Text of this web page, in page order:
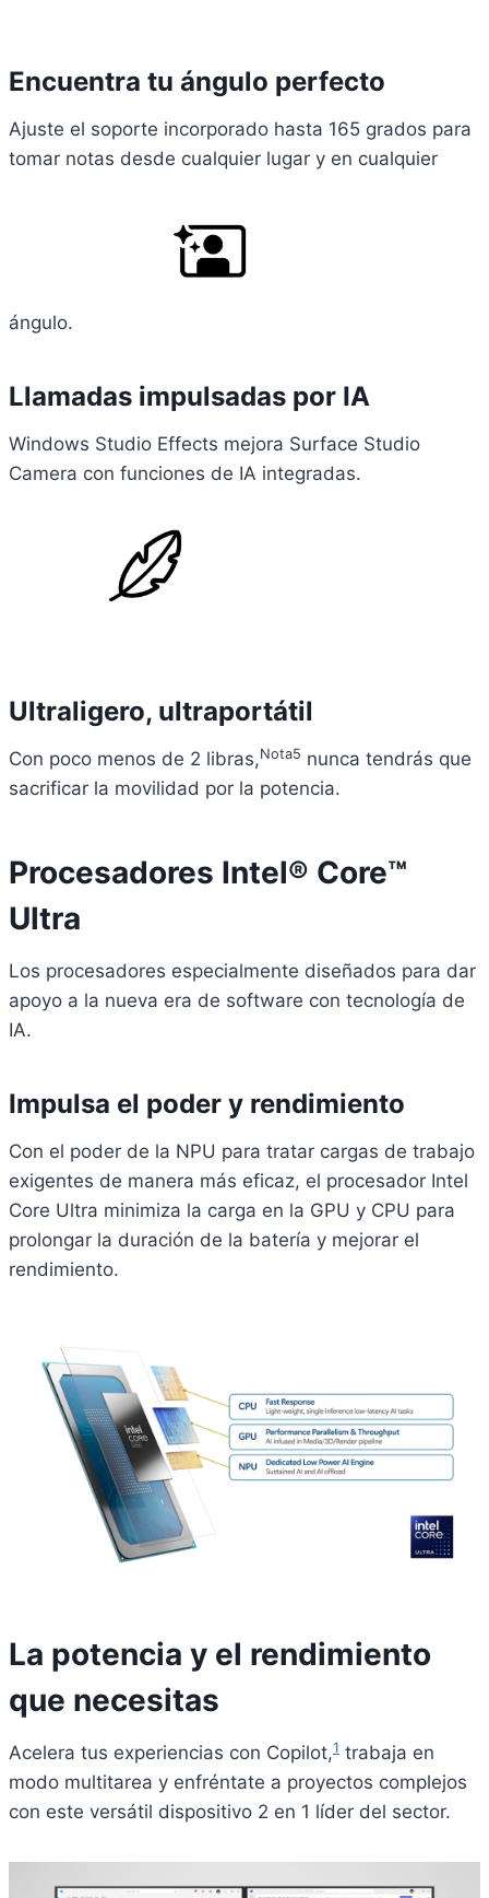
Encuentra tu ángulo perfecto
Ajuste el soporte incorporado hasta 165 grados para
tomar notas desde cualquier lugar y en cualquier
ángulo.
Llamadas impulsadas por IA
Windows Studio Effects mejora Surface Studio
Camera con funciones de IA integradas.
Ultraligero, ultraportátil
Con poco menos de 2 libras,Nota5 nunca tendrás que
sacrificar la movilidad por la potencia.
Procesadores Intel® Core™
Ultra
Los procesadores especialmente diseñados para dar
apoyo a la nueva era de software con tecnología de
IA.
Impulsa el poder y rendimiento
Con el poder de la NPU para tratar cargas de trabajo
exigentes de manera más eficaz, el procesador Intel
Core Ultra minimiza la carga en la GPU y CPU para
prolongar la duración de la batería y mejorar el
rendimiento.
La potencia y el rendimiento
que necesitas
Acelera tus experiencias con Copilot,1 trabaja en
modo multitarea y enfréntate a proyectos complejos
con este versátil dispositivo 2 en 1 líder del sector.